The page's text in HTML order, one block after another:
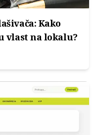
Kako
vlast na lokalu?